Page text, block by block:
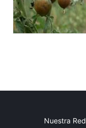
Nuestra Red